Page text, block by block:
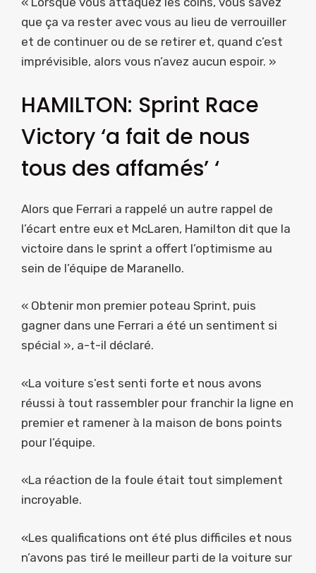
que ça va rester avec vous au lieu de verrouiller
et de continuer ou de se retirer et, quand c’est
imprévisible, alors vous n’avez aucun espoir. »
HAMILTON: Sprint Race
Victory ‘a fait de nous
tous des affamés’ ‘
Alors que Ferrari a rappelé un autre rappel de
l’écart entre eux et McLaren, Hamilton dit que la
victoire dans le sprint a offert l’optimisme au
sein de l’équipe de Maranello.
« Obtenir mon premier poteau Sprint, puis
gagner dans une Ferrari a été un sentiment si
spécial », a-t-il déclaré.
«La voiture s’est senti forte et nous avons
réussi à tout rassembler pour franchir la ligne en
premier et ramener à la maison de bons points
pour l’équipe.
«La réaction de la foule était tout simplement
incroyable.
«Les qualifications ont été plus difficiles et nous
n’avons pas tiré le meilleur parti de la voiture sur